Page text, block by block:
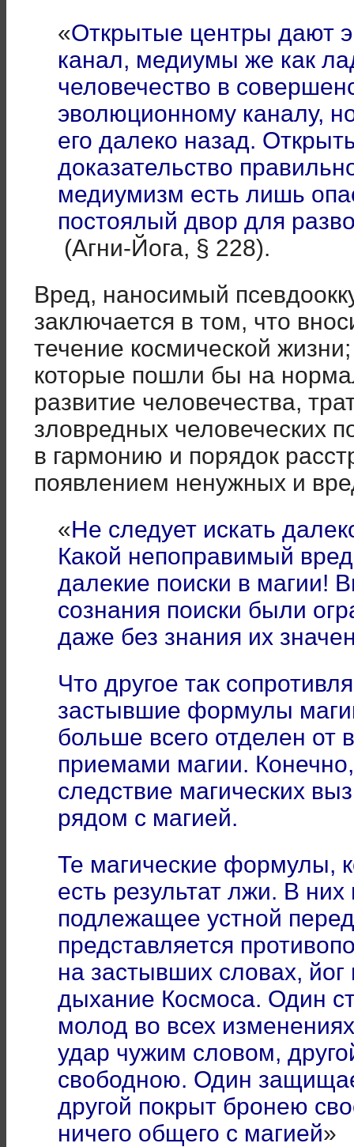
«Открытые центры дают
канал, медиумы же как
человечество в
эволюционному каналу,
его далеко назад.
доказательство
медиумизм есть лишь
постоялый двор для
(Агни-Йога, § 228).
Вред, наносимый
заключается в том, что
течение космической
которые пошли бы на
развитие человечества,
зловредных человеческих
в гармонию и порядок
появлением ненужных и
«Не следует искать
Какой непоправимый
далекие поиски в магии!
сознания поиски были
даже без знания их
Что другое так
застывшие формулы
больше всего отделен от
приемами магии.
следствие магических
рядом с магией.
Те магические формулы,
есть результат лжи. В
подлежащее устной
представляется
на застывших словах,
дыхание Космоса. Один
молод во всех
удар чужим словом,
свободною. Один
другой покрыт бронею
ничего общего с магией»